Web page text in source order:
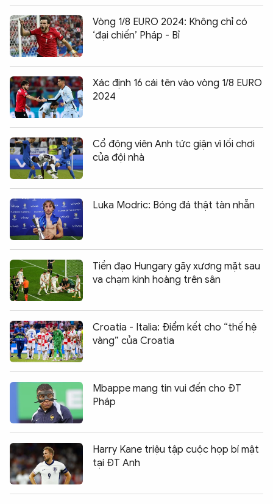
Vòng 1/8 EURO 2024: Không chỉ có
‘đại chiến’ Pháp - Bỉ
Xác định 16 cái tên vào vòng 1/8 EURO
2024
Cổ động viên Anh tức giận vì lối chơi
của đội nhà
Luka Modric: Bóng đá thật tàn nhẫn
Tiền đạo Hungary gãy xương mặt sau
va chạm kinh hoàng trên sân
Croatia - Italia: Điểm kết cho “thế hệ
vàng” của Croatia
Mbappe mang tin vui đến cho ĐT
Pháp
Harry Kane triệu tập cuộc họp bí mật
tại ĐT Anh